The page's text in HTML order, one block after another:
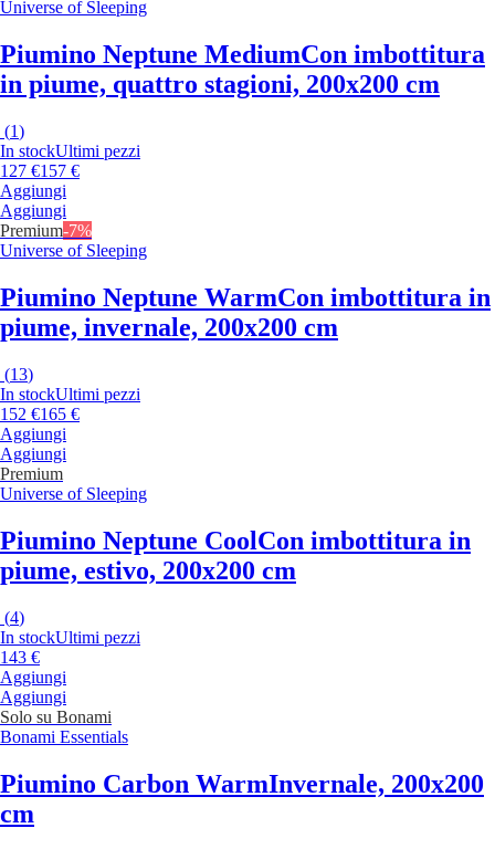
Universe of Sleeping
Piumino Neptune MediumCon imbottitura
in piume, quattro stagioni, 200x200 cm
(1)
In stockUltimi pezzi
127 €157 €
Aggiungi
Aggiungi
Premium-7%
Universe of Sleeping
Piumino Neptune WarmCon imbottitura in
piume, invernale, 200x200 cm
(13)
In stockUltimi pezzi
152 €165 €
Aggiungi
Aggiungi
Premium
Universe of Sleeping
Piumino Neptune CoolCon imbottitura in
piume, estivo, 200x200 cm
(4)
In stockUltimi pezzi
143 €
Aggiungi
Aggiungi
Solo su Bonami
Bonami Essentials
Piumino Carbon WarmInvernale, 200x200
cm